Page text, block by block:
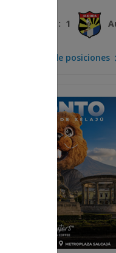
3 : 1
Mira la tabla de posiciones